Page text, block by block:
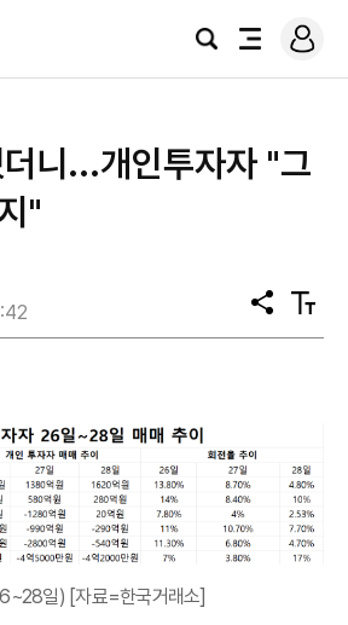
검
전
로
그
니...개인투자자 "그
"
공
유
텍
스
일) [자료=한국거래소]